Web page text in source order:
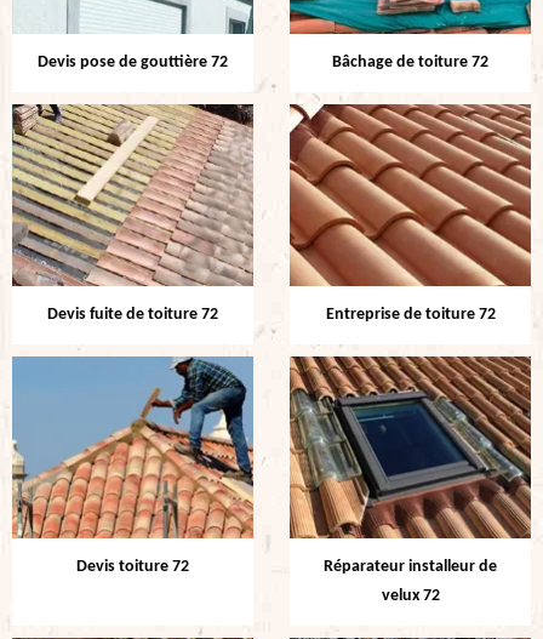
Devis pose de gouttière 72 Bâchage de toiture 72
Devis fuite de toiture 72 Entreprise de toiture 72
Devis toiture 72
Réparateur installeur de
velux 72